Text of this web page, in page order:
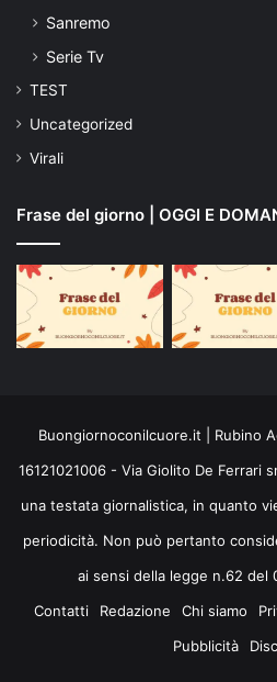
Sanremo
Serie Tv
TEST
Uncategorized
Virali
Frase del giorno | OGGI E
Buongiornoconilcuore.it | Rubino
16121021006 - Via Giolito De Ferrari
una testata giornalistica, in quanto
periodicità. Non può pertanto
ai sensi della legge n.62 del
Contatti
Redazione Chi siamo
Pubblicità